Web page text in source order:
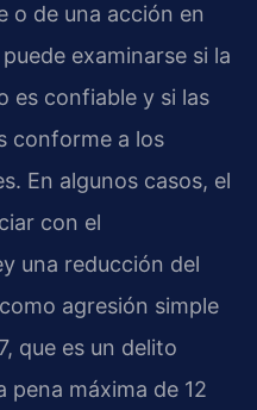
o de una acción en
examinarse si la
es confiable y si las
conforme a los
En algunos casos, el
con el
una reducción del
agresión simple
que es un delito
pena máxima de 12